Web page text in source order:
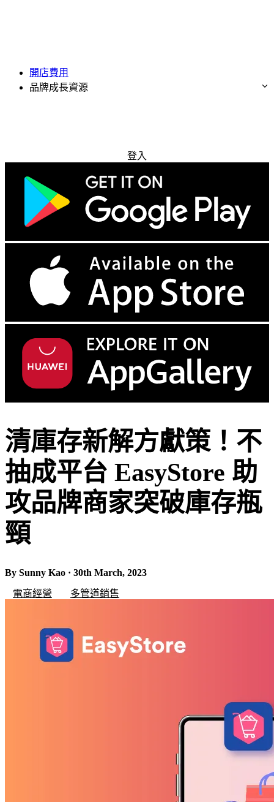
開店費用
品牌成長資源
登入
清庫存新解方獻策！不
抽成平台 EasyStore 助
攻品牌商家突破庫存瓶
頸
By Sunny Kao · 30th March, 2023
電商經營
多管道銷售